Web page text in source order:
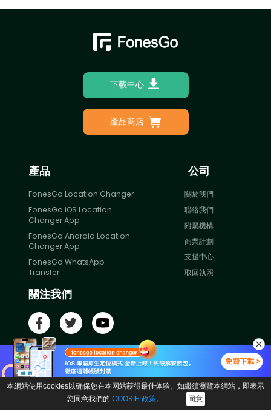
本網站使用cookies以确保您在本网站获得最佳体验。如繼續瀏覽本網站，即表示
您同意我們的 COOKIE 政策。 同意
下載中心
產品商店
產品
FonesGo Location Changer
FonesGo iOS Location
Changer App
FonesGo Android Location
Changer App
FonesGo WhatsApp
Transfer
公司
關於我們
聯絡我們
附屬機構
商業計劃
支援中心
取回執照
關注我們
條款與條件｜隱私｜Cookie｜許可協議｜退款政策｜卸載
Copyright ©2026FonesGo版權所有. iPhone®、iPad®、iPod®、